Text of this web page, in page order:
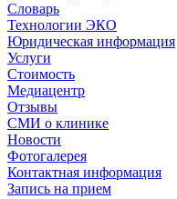
Словарь
Технологии ЭКО
Юридическая информация
Услуги
Стоимость
Медиацентр
Отзывы
СМИ о клинике
Новости
Фотогалерея
Контактная информация
Запись на прием